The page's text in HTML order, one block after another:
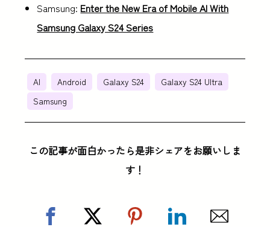
Samsung: Enter the New Era of Mobile AI With
Samsung Galaxy S24 Series
AI Android Galaxy S24
Galaxy S24 Ultra
Samsung
この記事が面白かったら是非シェアをお願いしま
す！